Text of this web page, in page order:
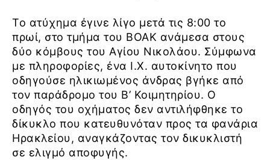
Το ατύχημα έγινε λίγο μετά τις 8:00 το
πρωί, στο τμήμα του ΒΟΑΚ ανάμεσα στους
δύο κόμβους του Αγίου Νικολάου. Σύμφωνα
με πληροφορίες, ένα Ι.Χ. αυτοκίνητο που
οδηγούσε ηλικιωμένος άνδρας βγήκε από
τον παράδρομο του Β’ Κοιμητηρίου. Ο
οδηγός του οχήματος δεν αντιλήφθηκε το
δίκυκλο που κατευθυνόταν προς τα φανάρια
Ηρακλείου, αναγκάζοντας τον δικυκλιστή
σε ελιγμό αποφυγής.